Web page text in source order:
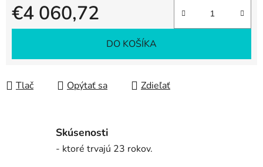
€4 060,72
Jednotková cena:
DO KOŠÍKA
Tlač Opýtať sa Zdieľať
Skúsenosti
- ktoré trvajú 23 rokov.